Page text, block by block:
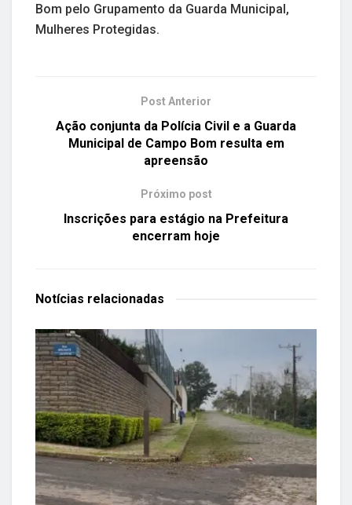
Bom pelo Grupamento da Guarda Municipal,
Mulheres Protegidas.
Post Anterior
Ação conjunta da Polícia Civil e a Guarda
Municipal de Campo Bom resulta em
apreensão
Próximo post
Inscrições para estágio na Prefeitura
encerram hoje
Notícias relacionadas